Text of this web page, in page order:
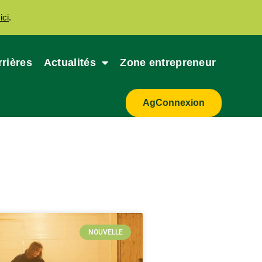
Actualités Zone entrepreneur
AgConnexion
NOUVELLE
.